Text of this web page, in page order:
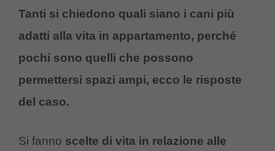
Tanti si chiedono quali siano i cani più
adatti alla vita in appartamento, perché
pochi sono quelli che possono
permettersi spazi ampi, ecco le risposte
del caso.
Si fanno scelte di vita in relazione alle